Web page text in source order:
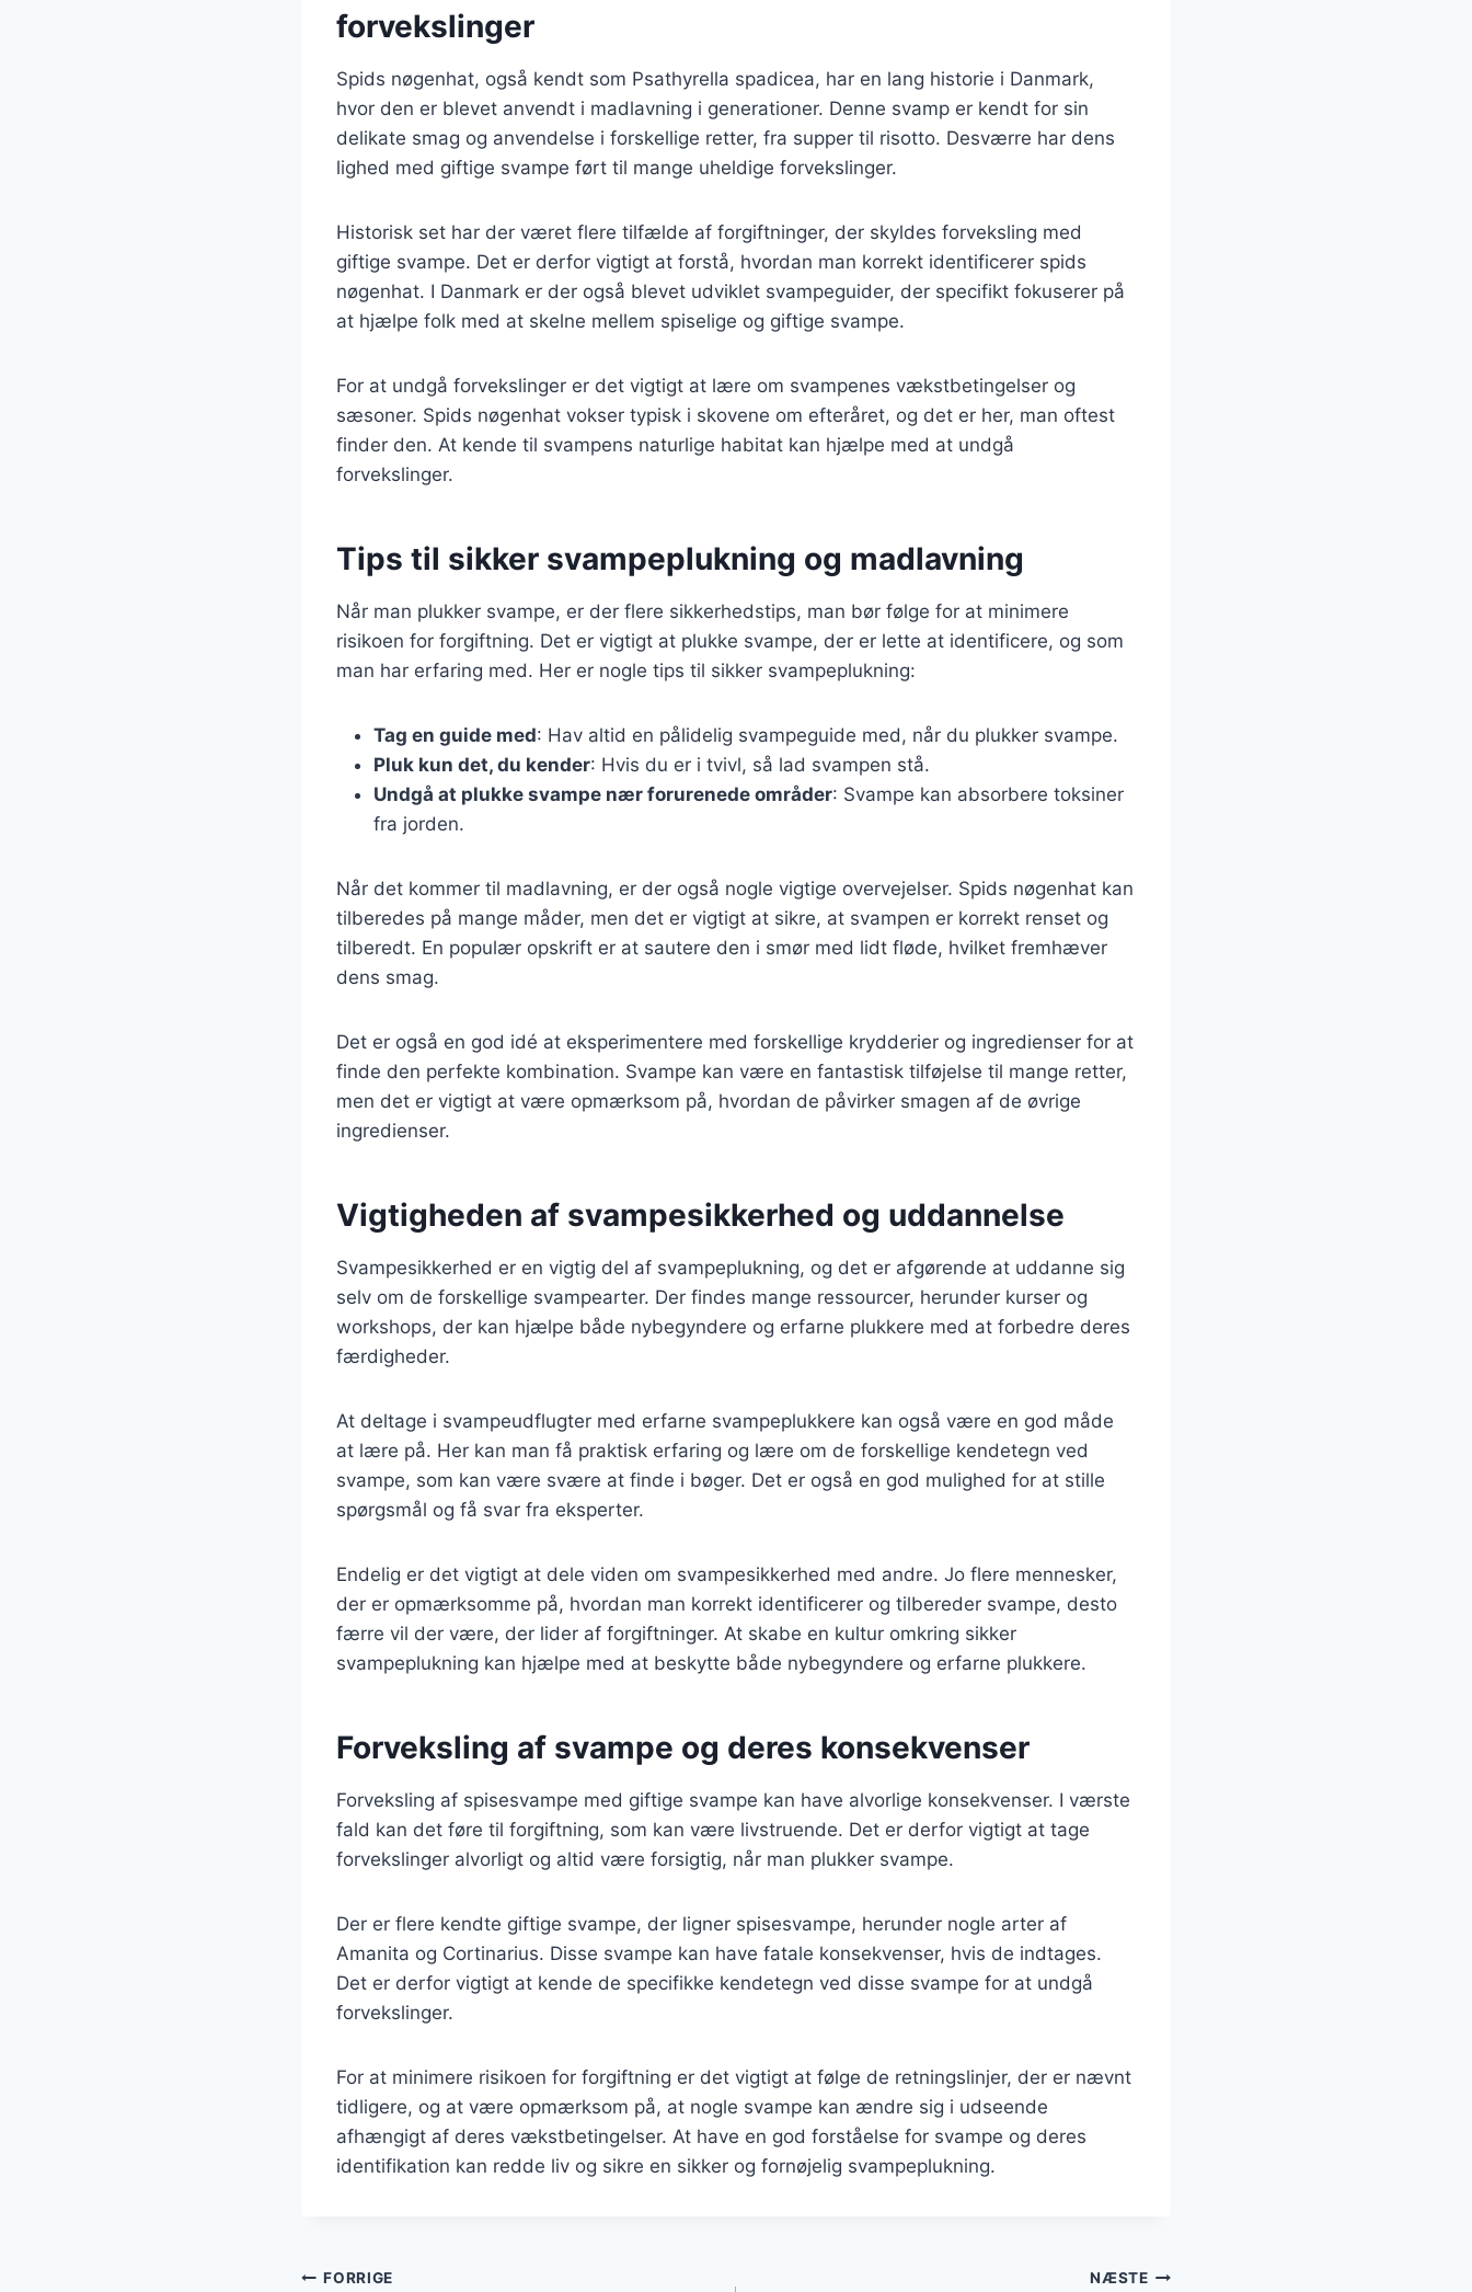
forvekslinger
Spids nøgenhat, også kendt som Psathyrella spadicea, har en lang historie i Danmark,
hvor den er blevet anvendt i madlavning i generationer. Denne svamp er kendt for sin
delikate smag og anvendelse i forskellige retter, fra supper til risotto. Desværre har dens
lighed med giftige svampe ført til mange uheldige forvekslinger.
Historisk set har der været flere tilfælde af forgiftninger, der skyldes forveksling med
giftige svampe. Det er derfor vigtigt at forstå, hvordan man korrekt identificerer spids
nøgenhat. I Danmark er der også blevet udviklet svampeguider, der specifikt fokuserer på
at hjælpe folk med at skelne mellem spiselige og giftige svampe.
For at undgå forvekslinger er det vigtigt at lære om svampenes vækstbetingelser og
sæsoner. Spids nøgenhat vokser typisk i skovene om efteråret, og det er her, man oftest
finder den. At kende til svampens naturlige habitat kan hjælpe med at undgå
forvekslinger.
Tips til sikker svampeplukning og madlavning
Når man plukker svampe, er der flere sikkerhedstips, man bør følge for at minimere
risikoen for forgiftning. Det er vigtigt at plukke svampe, der er lette at identificere, og som
man har erfaring med. Her er nogle tips til sikker svampeplukning:
Tag en guide med: Hav altid en pålidelig svampeguide med, når du plukker svampe.
Pluk kun det, du kender: Hvis du er i tvivl, så lad svampen stå.
Undgå at plukke svampe nær forurenede områder: Svampe kan absorbere toksiner
fra jorden.
Når det kommer til madlavning, er der også nogle vigtige overvejelser. Spids nøgenhat kan
tilberedes på mange måder, men det er vigtigt at sikre, at svampen er korrekt renset og
tilberedt. En populær opskrift er at sautere den i smør med lidt fløde, hvilket fremhæver
dens smag.
Det er også en god idé at eksperimentere med forskellige krydderier og ingredienser for at
finde den perfekte kombination. Svampe kan være en fantastisk tilføjelse til mange retter,
men det er vigtigt at være opmærksom på, hvordan de påvirker smagen af de øvrige
ingredienser.
Vigtigheden af svampesikkerhed og uddannelse
Svampesikkerhed er en vigtig del af svampeplukning, og det er afgørende at uddanne sig
selv om de forskellige svampearter. Der findes mange ressourcer, herunder kurser og
workshops, der kan hjælpe både nybegyndere og erfarne plukkere med at forbedre deres
færdigheder.
At deltage i svampeudflugter med erfarne svampeplukkere kan også være en god måde
at lære på. Her kan man få praktisk erfaring og lære om de forskellige kendetegn ved
svampe, som kan være svære at finde i bøger. Det er også en god mulighed for at stille
spørgsmål og få svar fra eksperter.
Endelig er det vigtigt at dele viden om svampesikkerhed med andre. Jo flere mennesker,
der er opmærksomme på, hvordan man korrekt identificerer og tilbereder svampe, desto
færre vil der være, der lider af forgiftninger. At skabe en kultur omkring sikker
svampeplukning kan hjælpe med at beskytte både nybegyndere og erfarne plukkere.
Forveksling af svampe og deres konsekvenser
Forveksling af spisesvampe med giftige svampe kan have alvorlige konsekvenser. I værste
fald kan det føre til forgiftning, som kan være livstruende. Det er derfor vigtigt at tage
forvekslinger alvorligt og altid være forsigtig, når man plukker svampe.
Der er flere kendte giftige svampe, der ligner spisesvampe, herunder nogle arter af
Amanita og Cortinarius. Disse svampe kan have fatale konsekvenser, hvis de indtages.
Det er derfor vigtigt at kende de specifikke kendetegn ved disse svampe for at undgå
forvekslinger.
For at minimere risikoen for forgiftning er det vigtigt at følge de retningslinjer, der er nævnt
tidligere, og at være opmærksom på, at nogle svampe kan ændre sig i udseende
afhængigt af deres vækstbetingelser. At have en god forståelse for svampe og deres
identifikation kan redde liv og sikre en sikker og fornøjelig svampeplukning.
Indlægsnavigation
FORRIGE NÆSTE